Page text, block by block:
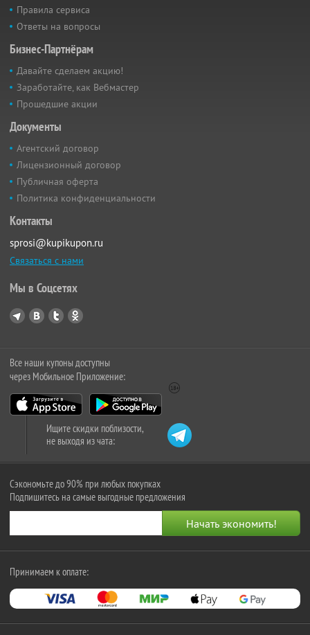
Правила сервиса
Ответы на вопросы
Бизнес-Партнёрам
Давайте сделаем акцию!
Заработайте, как Вебмастер
Прошедшие акции
Документы
Агентский договор
Лицензионный договор
Публичная оферта
Политика конфиденциальности
Контакты
sprosi@kupikupon.ru
Связаться с нами
Мы в Соцсетях
Все наши купоны доступны
через Мобильное Приложение:
Ищите скидки поблизости,
не выходя из чата:
Сэкономьте до 90% при любых покупках
Подпишитесь на самые выгодные предложения
Принимаем к оплате: